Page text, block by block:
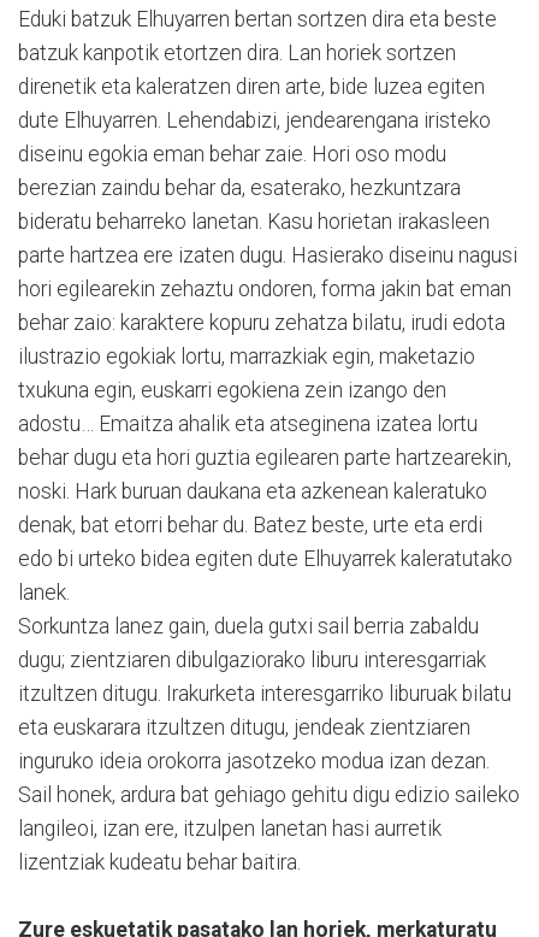
Eduki batzuk Elhuyarren bertan sortzen dira eta beste
batzuk kanpotik etortzen dira. Lan horiek sortzen
direnetik eta kaleratzen diren arte, bide luzea egiten
dute Elhuyarren. Lehendabizi, jendearengana iristeko
diseinu egokia eman behar zaie. Hori oso modu
berezian zaindu behar da, esaterako, hezkuntzara
bideratu beharreko lanetan. Kasu horietan irakasleen
parte hartzea ere izaten dugu. Hasierako diseinu nagusi
hori egilearekin zehaztu ondoren, forma jakin bat eman
behar zaio: karaktere kopuru zehatza bilatu, irudi edota
ilustrazio egokiak lortu, marrazkiak egin, maketazio
txukuna egin, euskarri egokiena zein izango den
adostu… Emaitza ahalik eta atseginena izatea lortu
behar dugu eta hori guztia egilearen parte hartzearekin,
noski. Hark buruan daukana eta azkenean kaleratuko
denak, bat etorri behar du. Batez beste, urte eta erdi
edo bi urteko bidea egiten dute Elhuyarrek kaleratutako
lanek.
Sorkuntza lanez gain, duela gutxi sail berria zabaldu
dugu; zientziaren dibulgaziorako liburu interesgarriak
itzultzen ditugu. Irakurketa interesgarriko liburuak bilatu
eta euskarara itzultzen ditugu, jendeak zientziaren
inguruko ideia orokorra jasotzeko modua izan dezan.
Sail honek, ardura bat gehiago gehitu digu edizio saileko
langileoi, izan ere, itzulpen lanetan hasi aurretik
lizentziak kudeatu behar baitira.
Zure eskuetatik pasatako lan horiek, merkaturatu